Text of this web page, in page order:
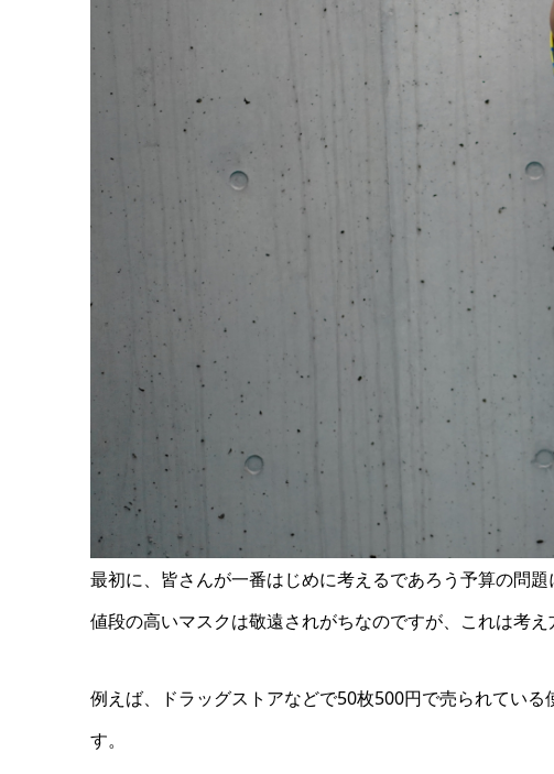
最初に、皆さんが一番はじめに考えるであろう予算の問題
値段の高いマスクは敬遠されがちなのですが、これは考え
例えば、ドラッグストアなどで50枚500円で売られてい
す。